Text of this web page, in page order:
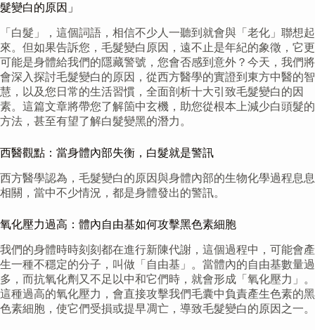
髮變白的原因」
「白髮」，這個詞語，相信不少人一聽到就會與「老化」聯想起
來。但如果告訴您，毛髮變白原因，遠不止是年紀的象徵，它更
可能是身體給我們的隱藏警號，您會否感到意外？今天，我們將
會深入探討毛髮變白的原因，從西方醫學的實證到東方中醫的智
慧，以及您日常的生活習慣，全面剖析十大引致毛髮變白的因
素。這篇文章將帶您了解箇中玄機，助您從根本上減少白頭髮的
方法，甚至有望了解白髮變黑的潛力。
西醫觀點：當身體內部失衡，白髮就是警訊
西方醫學認為，毛髮變白的原因與身體內部的生物化學過程息息
相關，當中不少情況，都是身體發出的警訊。
氧化壓力過高：體內自由基如何攻擊黑色素細胞
我們的身體時時刻刻都在進行新陳代謝，這個過程中，可能會產
生一種不穩定的分子，叫做「自由基」。當體內的自由基數量過
多，而抗氧化劑又不足以中和它們時，就會形成「氧化壓力」。
這種過高的氧化壓力，會直接攻擊我們毛囊中負責產生色素的黑
色素細胞，使它們受損或提早凋亡，導致毛髮變白的原因之一。